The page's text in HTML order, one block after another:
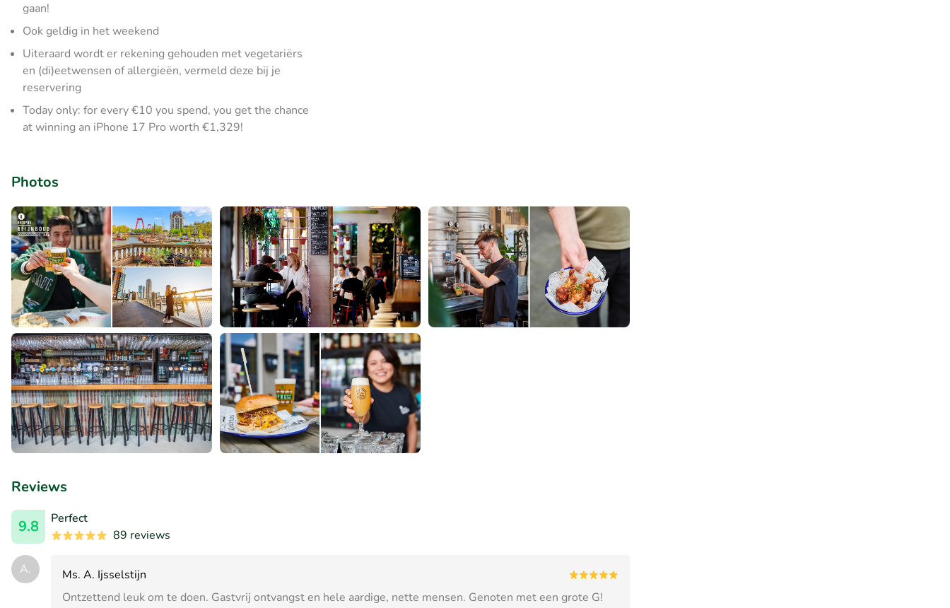
gaan!
Ook geldig in het weekend
Uiteraard wordt er rekening gehouden met vegetariërs
en (di)eetwensen of allergieën, vermeld deze bij je
reservering
Today only: for every €10 you spend, you get the chance
at winning an iPhone 17 Pro worth €1,329!
Photos
Reviews
9.8
Perfect
89 reviews
A.
Ms. A. Ijsselstijn
Ontzettend leuk om te doen. Gastvrij ontvangst en hele aardige, nette mensen. Genoten met een grote G!